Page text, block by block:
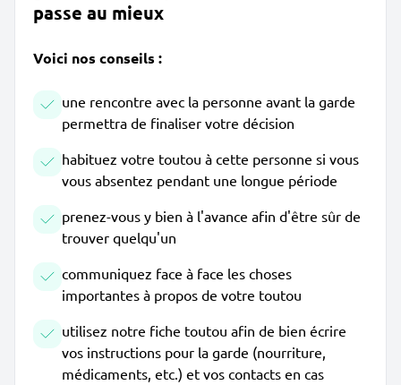
passe au mieux
Voici nos conseils :
une rencontre avec la personne avant la garde
permettra de finaliser votre décision
habituez votre toutou à cette personne si vous
vous absentez pendant une longue période
prenez-vous y bien à l'avance afin d'être sûr de
trouver quelqu'un
communiquez face à face les choses
importantes à propos de votre toutou
utilisez notre fiche toutou afin de bien écrire
vos instructions pour la garde (nourriture,
médicaments, etc.) et vos contacts en cas